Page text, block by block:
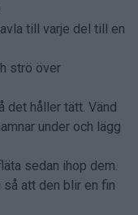
till varje del till en
strö över
det håller tätt. Vänd
under och lägg
sedan ihop dem.
att den blir en fin